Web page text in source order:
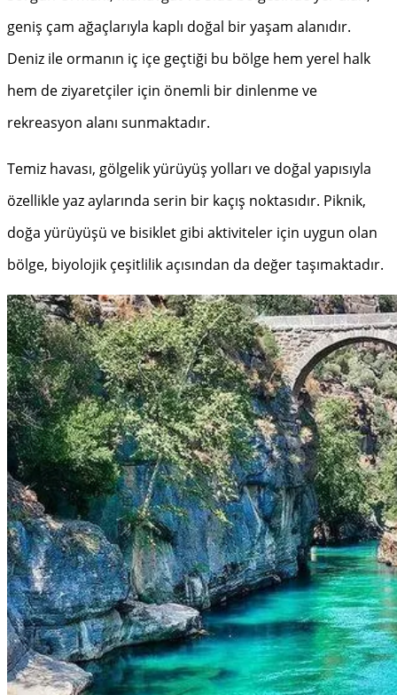
geniş çam ağaçlarıyla kaplı doğal bir yaşam alanıdır.
Deniz ile ormanın iç içe geçtiği bu bölge hem yerel halk
hem de ziyaretçiler için önemli bir dinlenme ve
rekreasyon alanı sunmaktadır.
Temiz havası, gölgelik yürüyüş yolları ve doğal yapısıyla
özellikle yaz aylarında serin bir kaçış noktasıdır. Piknik,
doğa yürüyüşü ve bisiklet gibi aktiviteler için uygun olan
bölge, biyolojik çeşitlilik açısından da değer taşımaktadır.